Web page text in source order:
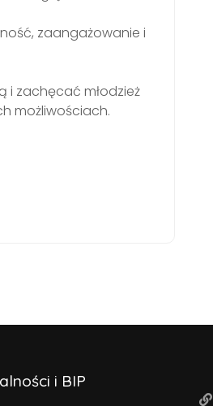
zaangażowanie i
i zachęcać młodzież
możliwościach.
i BIP